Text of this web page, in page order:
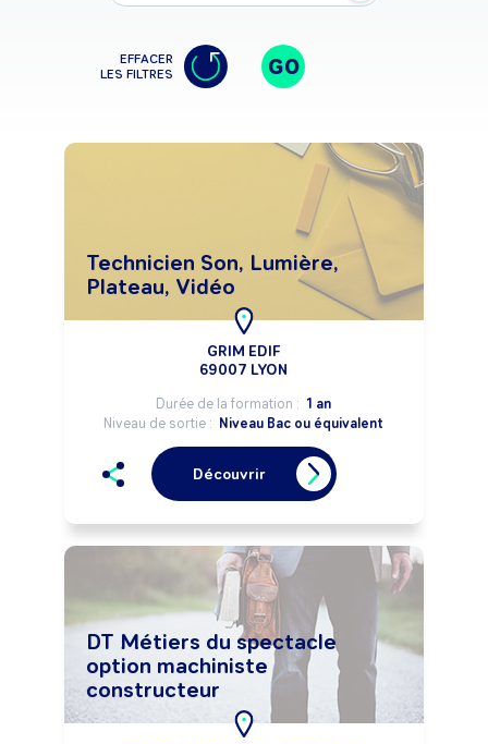
EFFACER
LES FILTRES
GO
Technicien Son, Lumière,
Plateau, Vidéo
GRIM EDIF
69007 LYON
Durée de la formation : 1 an
Niveau de sortie : Niveau Bac ou équivalent
Découvrir
DT Métiers du spectacle
option machiniste
constructeur